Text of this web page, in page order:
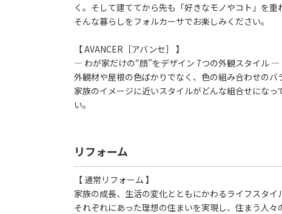
く。そして建ててから先も「好きなモノやコト」を重
そんな暮らしをフォルカーサでお楽しみください。
【 AVANCER［アバンセ］ 】
― わが家だけの“顔”をデザイン 7つの外観スタイル ―
外観材や屋根の色ばかりでなく、色の組み合わせの
家族のイメージに近いスタイルがどんな組合せにな
い。
リフォーム
【 通常リフォーム 】
家族の成長、生活の変化とともにかわるライフスタイ
それぞれにあった理想の住まいを実現し、住まう人々